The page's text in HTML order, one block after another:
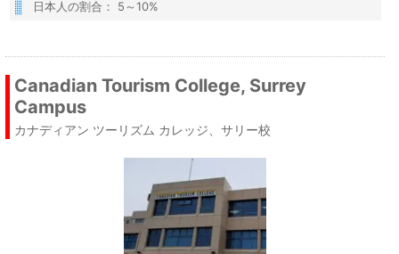
日本人の割合： 5～10%
Canadian Tourism College, Surrey
Campus
カナディアン ツーリズム カレッジ、サリー校